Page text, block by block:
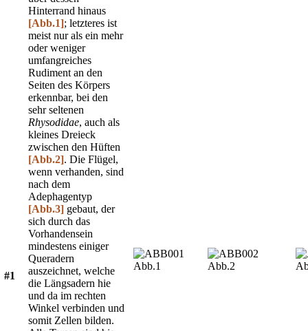
#1
Hinterrand hinaus
[Abb.1]; letzteres ist
meist nur als ein mehr
oder weniger
umfangreiches
Rudiment an den
Seiten des Körpers
erkennbar, bei den
sehr seltenen
Rhysodidae, auch als
kleines Dreieck
zwischen den Hüften
[Abb.2]. Die Flügel,
wenn verhanden, sind
nach dem
Adephagentyp
[Abb.3] gebaut, der
sich durch das
Vorhandensein
mindestens einiger
Queradern
auszeichnet, welche
die Längsadern hie
und da im rechten
Winkel verbinden und
somit Zellen bilden.
Abb.1 Abb.2